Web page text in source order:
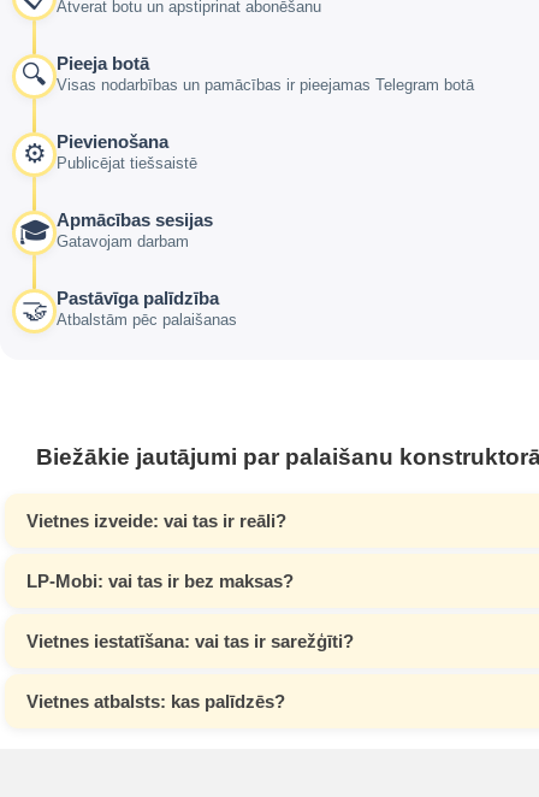
Atverat botu un apstiprinat abonēšanu
🔍 Pieeja botā
Visas nodarbības un pamācības ir pieejamas Telegram botā
⚙️ Pievienošana
Publicējat tiešsaistē
🎓 Apmācības sesijas
Gatavojam darbam
🤝 Pastāvīga palīdzība
Atbalstām pēc palaišanas
Biežākie jautājumi par palaišanu
Vietnes izveide: vai tas ir reāli?
LP-Mobi: vai tas ir bez maksas?
Vietnes iestatīšana: vai tas ir sarežģīti?
Vietnes atbalsts: kas palīdzēs?